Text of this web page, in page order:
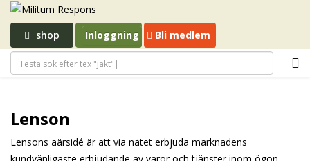
shop Inloggning Bli medlem
Lenson
Lensons affärsidé är att via nätet erbjuda marknadens